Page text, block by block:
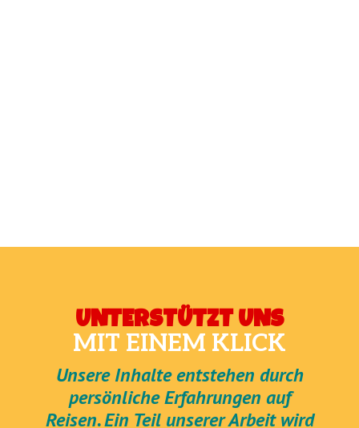
UNTERSTÜTZT UNS
MIT EINEM KLICK
Unsere Inhalte entstehen durch
persönliche Erfahrungen auf
Reisen. Ein Teil unserer Arbeit wird